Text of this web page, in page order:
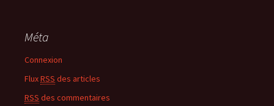
Méta
Connexion
FluxRSS des articles
RSS des commentaires